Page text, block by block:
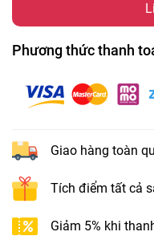
Phương thức thanh
Giao hàng toàn
Tích điểm tất cả
Giảm 5% khi